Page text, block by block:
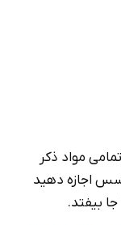
مواد ذکر
اجازه دهید
بیفتد.